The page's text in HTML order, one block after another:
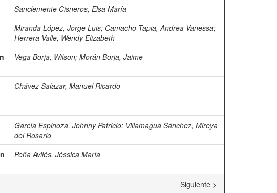
Sanclemente Cisneros, Elsa María
Miranda López, Jorge Luis; Camacho Tapia, Andrea Vanessa;
Herrera Valle, Wendy Elizabeth
Vega Borja, Wilson; Morán Borja, Jaime
Chávez Salazar, Manuel Ricardo
García Espinoza, Johnny Patricio; Villamagua Sánchez, Mireya
del Rosario
Peña Avilés, Jéssica María
Siguiente >